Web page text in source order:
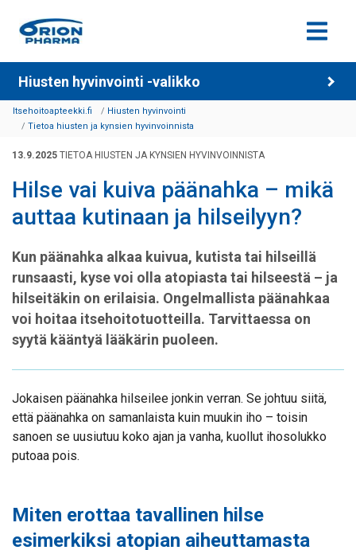
Siirry sisältöön
Hiusten hyvinvointi -valikko
Itsehoitoapteekki.fi
Hiusten hyvinvointi
Tietoa hiusten ja kynsien hyvinvoinnista
13.9.2025 TIETOA HIUSTEN JA KYNSIEN HYVINVOINNISTA
Hilse vai kuiva päänahka – mikä
auttaa kutinaan ja hilseilyyn?
Kun päänahka alkaa kuivua, kutista tai hilseillä
runsaasti, kyse voi olla atopiasta tai hilseestä – ja
hilseitäkin on erilaisia. Ongelmallista päänahkaa
voi hoitaa itsehoitotuotteilla. Tarvittaessa on
syytä kääntyä lääkärin puoleen.
Jokaisen päänahka hilseilee jonkin verran. Se johtuu siitä,
että päänahka on samanlaista kuin muukin iho – toisin
sanoen se uusiutuu koko ajan ja vanha, kuollut ihosolukko
putoaa pois.
Miten erottaa tavallinen hilse
esimerkiksi atopian aiheuttamasta